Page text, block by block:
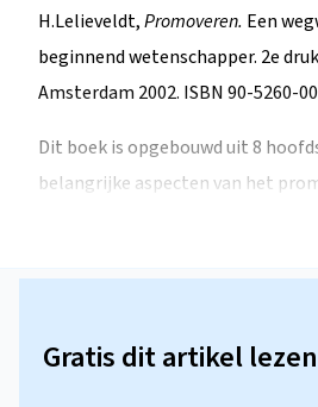
H.Lelieveldt,Promoveren. Een
beginnend wetenschapper. 2e
Amsterdam 2002. ISBN 90-5260-
Dit boek is opgebouwd uit 8
belangrijke aspecten van het
Gratis dit artikel